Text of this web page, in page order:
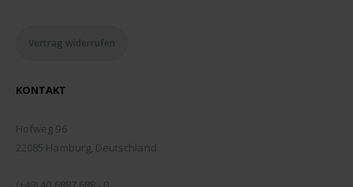
Vertrag widerrufen
KONTAKT
Hofweg 96
22085 Hamburg, Deutschland